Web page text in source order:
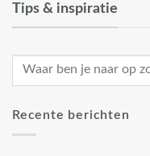
Tips & inspiratie
Recente berichten